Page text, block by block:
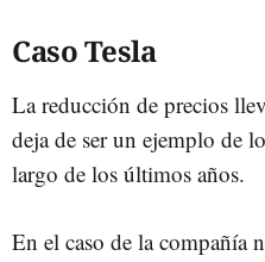
Caso Tesla
La reducción de precios
deja de ser un ejemplo de
largo de los últimos años.
En el caso de la compañía